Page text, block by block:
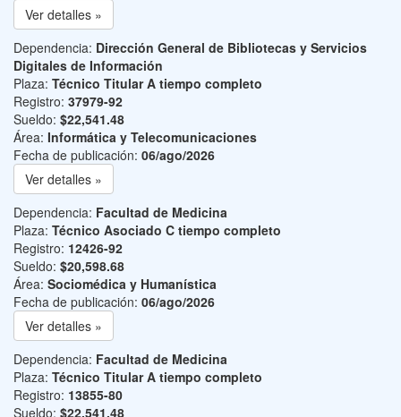
Ver detalles »
Dependencia: Dirección General de Bibliotecas y Servicios
Digitales de Información
Plaza: Técnico Titular A tiempo completo
Registro: 37979-92
Sueldo: $22,541.48
Área: Informática y Telecomunicaciones
Fecha de publicación: 06/ago/2026
Ver detalles »
Dependencia: Facultad de Medicina
Plaza: Técnico Asociado C tiempo completo
Registro: 12426-92
Sueldo: $20,598.68
Área: Sociomédica y Humanística
Fecha de publicación: 06/ago/2026
Ver detalles »
Dependencia: Facultad de Medicina
Plaza: Técnico Titular A tiempo completo
Registro: 13855-80
Sueldo: $22,541.48